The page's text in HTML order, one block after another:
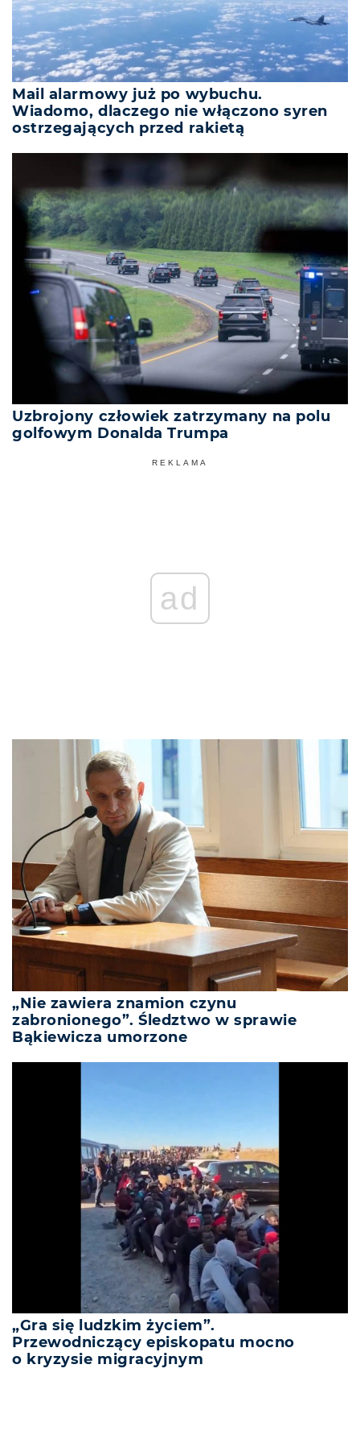
Mail alarmowy już po wybuchu.
Wiadomo, dlaczego nie włączono syren
ostrzegających przed rakietą
Uzbrojony człowiek zatrzymany na polu
golfowym Donalda Trumpa
REKLAMA
ad
„Nie zawiera znamion czynu
zabronionego”. Śledztwo w sprawie
Bąkiewicza umorzone
„Gra się ludzkim życiem”.
Przewodniczący episkopatu mocno
o kryzysie migracyjnym